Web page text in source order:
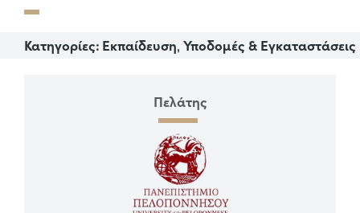
Κατηγορίες: Εκπαίδευση, Υποδομές & Εγκαταστάσεις
Πελάτης